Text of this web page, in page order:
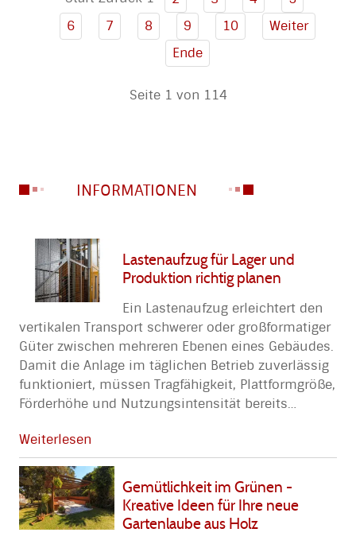
6
7 8 9 10
Weiter
Ende
Seite 1 von 114
INFORMATIONEN
Lastenaufzug für Lager und
Produktion richtig planen
Ein Lastenaufzug erleichtert den
vertikalen Transport schwerer oder großformatiger
Güter zwischen mehreren Ebenen eines Gebäudes.
Damit die Anlage im täglichen Betrieb zuverlässig
funktioniert, müssen Tragfähigkeit, Plattformgröße,
Förderhöhe und Nutzungsintensität bereits…
Weiterlesen
Gemütlichkeit im Grünen -
Kreative Ideen für Ihre neue
Gartenlaube aus Holz